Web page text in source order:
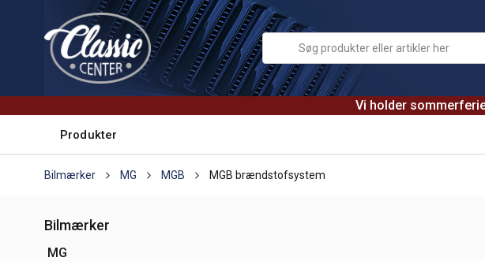
Vi holder
Produkter
Bilmærker MG MGB MGB brændstofsystem
Bilmærker
MG